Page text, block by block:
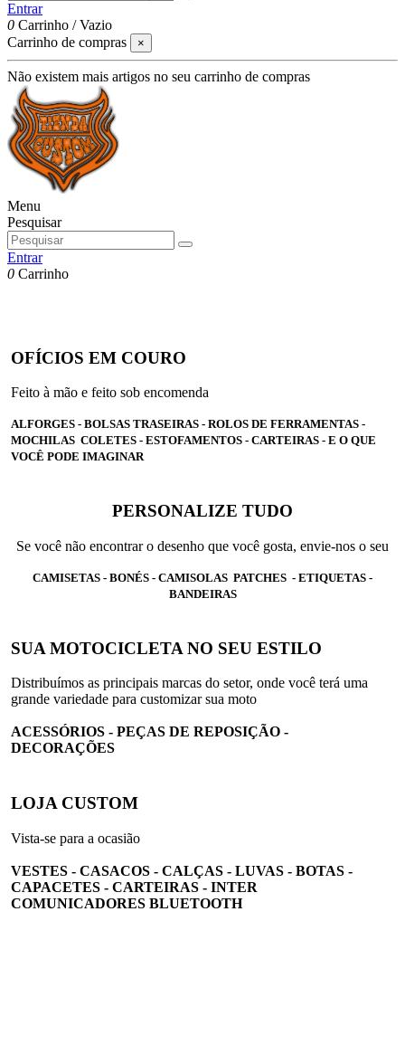
Entrar
0 Carrinho /Vazio
Carrinho de compras
×
Não existem mais artigos no seu carrinho de compras
Menu
Pesquisar
Entrar
0 Carrinho
OFÍCIOS EM COURO
Feito à mão e feito sob encomenda
ALFORGES - BOLSAS TRASEIRAS - ROLOS DE FERRAMENTAS -
MOCHILAS COLETES - ESTOFAMENTOS - CARTEIRAS - E O QUE
VOCÊ PODE IMAGINAR
PERSONALIZE TUDO
Se você não encontrar o desenho que você gosta, envie-nos o seu
CAMISETAS - BONÉS - CAMISOLAS PATCHES - ETIQUETAS -
BANDEIRAS
SUA MOTOCICLETA NO SEU ESTILO
Distribuímos as principais marcas do setor, onde você terá uma
grande variedade para customizar sua moto
ACESSÓRIOS - PEÇAS DE REPOSIÇÃO -
DECORAÇÕES
LOJA CUSTOM
Vista-se para a ocasião
VESTES - CASACOS - CALÇAS - LUVAS - BOTAS -
CAPACETES - CARTEIRAS - INTER
COMUNICADORES BLUETOOTH